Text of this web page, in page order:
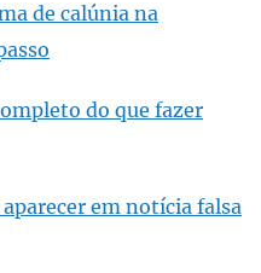
de calúnia na
do que fazer
em notícia falsa